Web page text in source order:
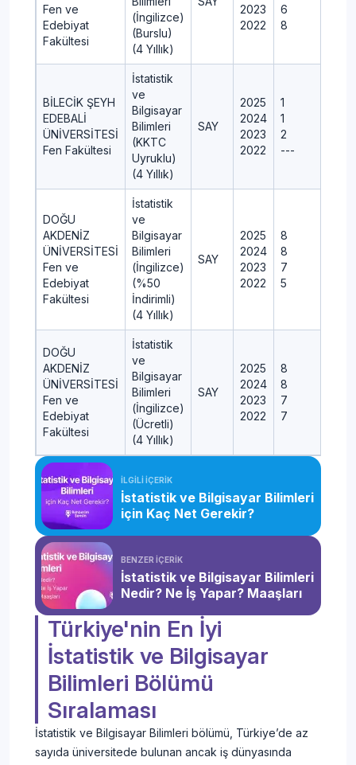
Fen ve
Edebiyat
Fakültesi
(İngilizce)
(Burslu)
(4 Yıllık)
2023
2022
6
8
BİLECİK ŞEYH
EDEBALİ
ÜNİVERSİTESİ
Fen Fakültesi
İstatistik
ve
Bilgisayar
Bilimleri
(KKTC
Uyruklu)
(4 Yıllık)
SAY
2025
2024
2023
2022
1
1
2
---
DOĞU
AKDENİZ
ÜNİVERSİTESİ
Fen ve
Edebiyat
Fakültesi
İstatistik
ve
Bilgisayar
Bilimleri
(İngilizce)
(%50
İndirimli)
(4 Yıllık)
SAY
2025
2024
2023
2022
8
8
7
5
DOĞU
AKDENİZ
ÜNİVERSİTESİ
Fen ve
Edebiyat
Fakültesi
İstatistik
ve
Bilgisayar
Bilimleri
(İngilizce)
(Ücretli)
(4 Yıllık)
SAY
2025
2024
2023
2022
8
8
7
7
İLGİLİ İÇERİK
İstatistik ve Bilgisayar Bilimleri
için Kaç Net Gerekir?
BENZER İÇERİK
İstatistik ve Bilgisayar Bilimleri
Nedir? Ne İş Yapar? Maaşları
Türkiye'nin En İyi
İstatistik ve Bilgisayar
Bilimleri Bölümü
Sıralaması
İstatistik ve Bilgisayar Bilimleri bölümü, Türkiye’de az
sayıda üniversitede bulunan ancak iş dünyasında